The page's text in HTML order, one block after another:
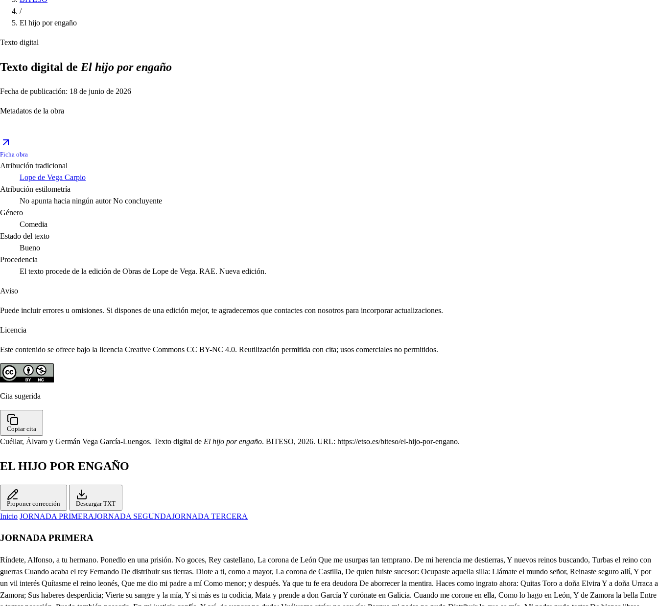
/
El hijo por engaño
Texto digital
Texto digital de El hijo por engaño
Fecha de publicación: 18 de junio de 2026
Metadatos de la obra
Ficha obra
Atribución tradicional
Lope de Vega Carpio
Atribución estilometría
No apunta hacia ningún autor No concluyente
Género
Comedia
Estado del texto
Bueno
Procedencia
El texto procede de la edición de Obras de Lope de Vega. RAE. Nueva edición.
Aviso
Puede incluir errores u omisiones. Si dispones de una edición mejor, te agradecemos que contactes con nosotros para incorporar actualizaciones.
Licencia
Este contenido se ofrece bajo la licencia Creative Commons CC BY-NC 4.0. Reutilización permitida con cita; usos comerciales no permitidos.
Cita sugerida
Copiar cita
Cuéllar, Álvaro y Germán Vega García-Luengos. Texto digital de El hijo por engaño. BITESO, 2026. URL: https://etso.es/biteso/el-hijo-por-engano.
EL HIJO POR ENGAÑO
Proponer corrección Descargar TXT
Inicio JORNADA PRIMERAJORNADA SEGUNDAJORNADA TERCERA
JORNADA PRIMERA
Ríndete, Alfonso, a tu hermano. Ponedlo en una prisión. No goces, Rey castellano, La corona de León Que me usurpas tan temprano. De mi herencia me destierras, Y nuevos reinos buscando, Turbas el reino con guerras Cuando acaba el rey Fernando De distribuir sus tierras. Diote a ti, como a mayor, La corona de Castilla, De quien fuiste sucesor: Ocupaste aquella silla: Llámate el mundo señor, Reinaste seguro allí, Y por un vil interés Quítasme el reino leonés, Que me dio mi padre a mí Como menor; y después. Ya que tu fe era deudora De aborrecer la mentira. Haces como ingrato ahora: Quitas Toro a doña Elvira Y a doña Urraca a Zamora; Sus haberes desperdicia; Vierte su sangre y la mía, Y si más es tu codicia, Mata y prende a don García Y corónate en Galicia. Cuando me corone en ella, Como lo hago en León, Y de Zamora la bella Entre a tomar posesión, Puedo también poseerla. En mi justicia confío, Y así, de vencer no dudo; Vuélvome atrás: no soy río: Porque mi padre no pudo Distribuir lo que es mío. Mi padre pudo testar De bienes libres, concedo; Mas de un reino no hay lugar: Yo soy mayor, yo lo heredo, Y él no lo pudo mandar. Si de no contradecirlo Le di palabra, y por eso Me culpa algún hombrecillo. Que lo prometí confieso, Pero no quiero cumplirlo. ¡Muera don Alfonso! ¡Muera! Será dichoso ese fin; Tendrá don Fernando fiel. En don Sancho, hijo Caín, Y en don Alfonso, hijo Abel. Quita la inocente vida En cuyo lugar sucedas, Haz la traición bien cumplida: ¡Tirano, me desheredas! ¡Matarasme, fratricida! Si tus ambiciones hacen Milagro en la sujeción, Y han de morar los que nacen, Mátame y reina en León. ¡Leones te despedacen! Si promesas mal guardadas Honran a tus agresores, ¿Qué aguardan tantas espadas? ¡Matadme a traición! ¡Traidores Te maten a puñaladas! Si la sangre desconoces Que en esta mortal ceniza Hermano te llama a voces, ¡Mátame o no tiraniza! ¡Nunca, ruego a Dios, te goces! ¡Un hombre particular Te eche a lanzadas del mundo! Sale el conde D. Fernando Ansúrez. Fuera espera, y quiere entrar, El abad de San Facundo, A quien mandaste llamar. ¡El abad! ¿Qué quieres de él? Direte mi pretensión: Quiérete abonar con él; Que has de ser monje en Cistel, Pues no eres Rey en León. ¿No ves que tengo mujer? En Santa Clara la dejo. ¿Monja también ha de ser? Es necesario consejo. Y mis hijos, ¿qué han de hacer? ¿Qué pena te da un bastardo? Dele de comer su espada. ¿No ves, robador gallardo. Que está la Reina preñada Y otro legítimo aguardo? ¡Que tal a un Rey se le antoje Por heredar a su hermano! Antes que de él te despoje, Renuncia el reino en mi mano Y a una celda te recoge. No hay que replicar aquí; De este parecer estoy. ¿Qué harán mis hijos sin mí? Pues que la vida te doy, Alfonso, gástala así. De esa manera podrás Huir de muchos pesares; En dos extremos estás: Fraile, vives; seglar, mueres; Escoge cual quieres más. Sin duda el Rey mi señor. Usa de mucha equidad. De crueldad usa mejor: Vos no decís la verdad; ¡Dele la muerte un traidor! ¿Qué hace el Rey de Castilla, Que vuestro voto le abona? ¿Tenéis a gran maravilla. Si me usurpa una corona. Que me ponga una capilla? Bien parece que será Esa franqueza infinita; Negociad con él allá Que me dé lo que me quita Y toméis lo que me da. Y si por amor o miedo, De la monástica ley Decís el bien que concedo, Vos, que nunca fuisteis rey, Sed fraile; que yo no puedo. Parece que sientes mal De la religión. Yo siento Como cristiano: no hay tal; Pero sin consentimiento No hay hombre espiritual. Si para la religión Libertad es menester. Preso tengo el corazón. Ya deshizo esa prisión La línea de mi poder. ¡Venga el abad! ¡Por el mismo Dios, cuya verdad profeso, Por aquel eterno abismo, Por el carácter impreso En el agua del bautismo. Por la eternidad que aguardo. Por la unción que recibí, Por el amor en que ardo, Que has de ser muerto por mí, O fraile de San Bernardo! ¡Que tengas tanto poder, Que un matrimonio deshagas Y me quites mi mujer! Tu libertad no me pagas. Y mis hijos, ¿qué han de hacer? De su vida desconfío, Si a lo que pides me allano. Hoy quedan a cargo mío. Hasme sido mal hermano Y no les serás buen tío. Pues fuerzas mi voluntad. El mismo Dios te lo pida, Y a vista de una ciudad Tuya, te quiten la vida Con título de amistad. La grana que vestir sueles Hallen los tuyos sangrienta; Dardos te arroje crueles Un hombre de poca cuenta Para que no te receles. Y si alguna noble espada Hiciere retos, a usanza De Castilla, en la estacada. Porque no alcances venganza, Venza la verdad retada. Alfonso, vete a la mano, Pues el ser menor te obliga. ¿Tú me aconsejas, villano? No es mucho que me maldiga; Que pierde un reino mi hermano. Pero si tu tiranía Desheredado me deja Del reino que poseía, Y mi razón, que se queja, Te ha culpado por ser mía; Si mi querida mujer Rompió el cristalino espejo Y es monja ¿qué puedo hacer? Yo te he dado buen consejo. Y mis hijos, ^qué han de hacer? Pero cuando dejéis vos, Alfonso, dos pobres graves, Dios cuidará de los dos; Pues los hijos, bien lo sabes, - Comen en plato de Dios. Venga el abad; que ya ofrezco El alma a la soledad, Y a mi hermano le agradezco Estos actos de humildad. Que, aunque forzado, merezco. Mas ¿de qué sirve decir Que venga el abad a darme Lo que tengo de pedir? ¿No es mejor adelantarme? ¿No es más humilde pedir? Sí, sí, fuera presunción. Pedir el hábito quiero; Seguiré en la religión Las pisadas de un Cordero, Pues me han quitado un León. Ya quiero seguir su acuerdo. Castellana Majestad; Hallaré en Dios lo que pierdo, Y de la necesidad Haré virtud, como cuerdo. Á que el hábito me den Voy, por salvarme y servirte: Vivas mil años, amén; Que no quiero maldecirte. Sino desear tu bien. Seguro reines de males, Ninguna traición receles, Adórente tus iguales; Sírvante ciudades fieles, Amenté amigos leales. Si algún traidor te buscare. Antes de hallarte, se ciegue; Y en el aire que tocare Se deshaga, antes que llegue, El dardo que te arrojare. Yo voy con entera fe, Hecho el corazón pedazos; Perdona si te enojé; Que no te pido los brazos; Que monje te los daré. Mas pues un Rey te obedece, y hace por ti tal mudanza, A mi mujer favorece: Mira que es hija Constanza De reyes, y lo merece. El infante que naciere, Pues nada te ha de costar. Trátale bien si viviere, Y déjale aprovechar De lo que el cielo le diere. ¿Haraslo así? Mi Real Palabra te doy en prendas. Ya que me has tratado mal, Como a mi hijo no ofendas, Te seré amigo leal. El bastardillo, querría Que la milicia siguiese; Si en él vieres algún día Algún valor, no te pese, Pues es tu sangre y la mía. La casa de San Facundo Honra, pues es mi convento, Y perdona, Acab segundo; Que ordeno mi testamento Como muero para el mundo. ¿Acab me has llamado? Sí. Y yo tu Nabot he sido, Que apedreado de ti. Te dejo por buen partido La viña que poseí; Mas éntrate a poseerla, Pues tantas leyes evitas, Y goza heredad tan bella; Que a un hermano se la quitas, Y a Dios darás cuenta de ella. Vase D. Alfonso. ¡Extraña mudanza ha sido! Reventando va de llanto. Llora su reino perdido, Y un hombre que llora tanto No puede ser comedido. Parece que le tocó Dios, pues tan de buena gana En San Facundo se entró. ¡Qué mudanza tan cristiana! ¡Por Dios, que me enterneció! Con el hábito y capilla Le verás después más ancho Que si ocupare su silla. Dan dentro voces: ¡León, León por don Sancho! ¡Viva don Sancho en Castilla! Como me ven vencedor, Ya me apellidan aquellos Que me pusieron temor. No hay que tener queja de ellos; Que era Alfonso su señor. Con mucha solemnidad Sale a tu recibimiento La restaurada ciudad. Un desasosiego siento En esta felicidad. Tiemblo de una maldición Que me echó Alfonso, No llores Desdichas que aún no lo son. ¿Si me han de matar traidores? Mas ¿si moriré a traición? Un hombre en penas deshecho, Maldice con libertad. Temo, recelo, sospecho; Cumplí mal la voluntad De mi padre, mas ya es hecho. Lo que ahora es menester. Es conservar la corona Que era de mi hermano ayer. ¿De qué manera? Perdona, Inocente por nacer. Fruto concebido en vano, Del más heroico español Que tuvo el pueblo cristiano; Perdona, que viendo el sol Has de morir a mi mano. Oye, Ya me hace Homicida: honrarme quiere. Que muera me satisface Que lo que pierde el que muere, Suele cobrar el que nace. Pon en Santa Clara espías, Porque del parto me avisen. ¡No quiera Dios que en mis días, Religiosos pasos pisen Las indignas plantas mías! Antes tengo de avisar A doña Constanza de esto. Poco importa que el lugar Sea religioso y honesto; Éntrate hasta el mismo altar. ¡Oh, Rey malaconsejado! Esto has de hacer. Yo te juro De no intentar tal pecado. Con esto quedo seguro, Y tú quedarás premiado. Entran tres soldados. ¡Guerra, guerra, y luego el saco Se defiende! ¡Vive Dios, Que es mayor ladrón que Caco Quien vierte sangre por vos! ¡Pese al capitán bellaco. Pese al Rey, y pese a ¡Tate, Que está aquí Su Majestad! Decidle al Rey que me mate: ¿No le gané una ciudad? Pues súframe un disparate. ¡Cuerpo de ! Puesto que goza De León, toquemos luego Oro, joyas, plata honrosa ¿No se ganó a sangre y fuego? Saquéese a toda broza. Y si no, ¡muera León, Y muera el que ha de gozarla! ¡Libertad! Tienen razón. Gente es ruin. Pues contentarla; Repartidles un millón. Eso me parece bien. ¡Viva Vuestra Majestad Como otro Matusalén! En nombre de la ciudad Te damos el parabién, Don Sancho, de esta victoria. Llegan a besarle el pie al Rey. Por largos años la goces, Y viva eterna en memoria. La fama, en públicas voces. La haga al mundo notoria. Entra triunfando ahora, De tu ciudad obediente, ¡Uno canta y otro llora! Marche a Zamora la gente; Que he de cercar a Zamora. Ya que León es perdida, Desheredado mi padre, Y la Reina mi señora. Monja en Santa Clara yace; Ya que soy su indigno hijo, Y nací con prendas tales Que me adoran los pequeños Y me respetan los grandes, Quiero que conozca el mundo Que no olvido, como alarbe, Las grandes obligaciones Con que un hijo honrado nace: Reto al cruel don Sancho, Á todos sus capitanes, A sus villanos jinetes,